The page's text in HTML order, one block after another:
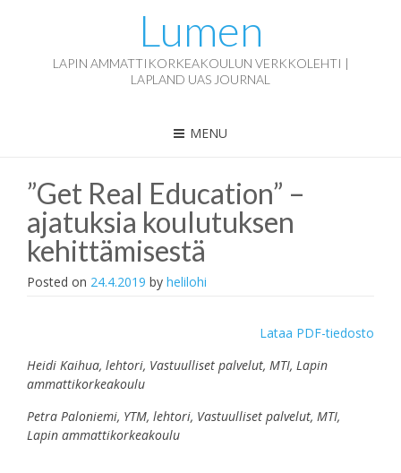
Lumen
LAPIN AMMATTIKORKEAKOULUN VERKKOLEHTI |
LAPLAND UAS JOURNAL
MENU
”Get Real Education” –
ajatuksia koulutuksen
kehittämisestä
Posted on 24.4.2019 by helilohi
Lataa PDF-tiedosto
Heidi Kaihua, lehtori, Vastuulliset palvelut, MTI, Lapin
ammattikorkeakoulu
Petra Paloniemi, YTM, lehtori, Vastuulliset palvelut, MTI,
Lapin ammattikorkeakoulu